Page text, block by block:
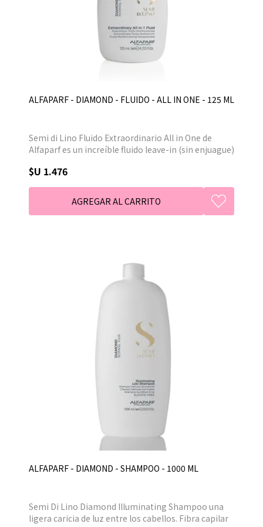
ALFAPARF - DIAMOND - FLUIDO - ALL IN ONE - 125 ML
Semi di Lino Fluido Extraordinario All in One de
Alfaparf es un increíble fluido leave-in (sin enjuague)
definitivo todo en uno, al que no podrás renunciar.
Un producto inigualable, muy completo, para que
disfrutes de tu cabello reparado y brillante como
ningún otro.
$U 1.476
ALFAPARF - DIAMOND - SHAMPOO - 1000 ML
Semi Di Lino Diamond Illuminating Shampoo una
ligera caricia de luz entre los cabellos. Fibra capilar